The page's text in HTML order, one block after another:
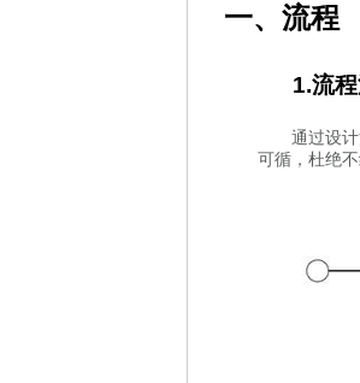
一、流程
1.流
通过设计
可循，杜绝